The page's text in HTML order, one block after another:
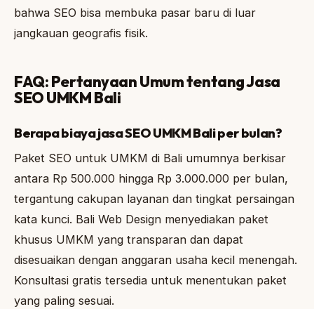
bahwa SEO bisa membuka pasar baru di luar
jangkauan geografis fisik.
FAQ: Pertanyaan Umum tentang Jasa
SEO UMKM Bali
Berapa biaya jasa SEO UMKM Bali per bulan?
Paket SEO untuk UMKM di Bali umumnya berkisar
antara Rp 500.000 hingga Rp 3.000.000 per bulan,
tergantung cakupan layanan dan tingkat persaingan
kata kunci. Bali Web Design menyediakan paket
khusus UMKM yang transparan dan dapat
disesuaikan dengan anggaran usaha kecil menengah.
Konsultasi gratis tersedia untuk menentukan paket
yang paling sesuai.